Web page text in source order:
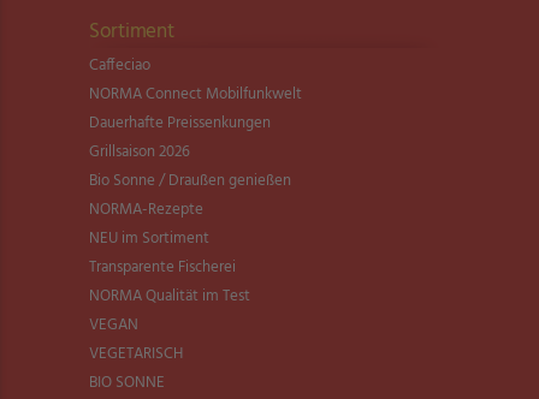
Sortiment
Caffeciao
NORMA Connect Mobilfunkwelt
Dauerhafte Preissenkungen
Grillsaison 2026
Bio Sonne / Draußen genießen
NORMA-Rezepte
NEU im Sortiment
Transparente Fischerei
NORMA Qualität im Test
VEGAN
VEGETARISCH
BIO SONNE